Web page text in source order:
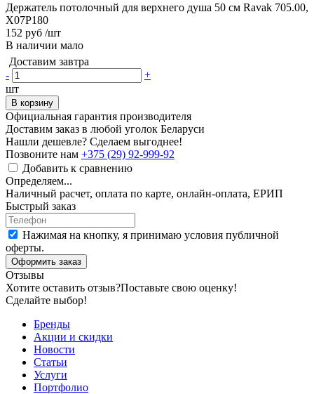
Держатель потолочный для верхнего душа 50 см Ravak 705.00,
X07P180
152 руб /шт
В наличии мало
Доставим завтра
-
+
шт
В корзину
Официальная гарантия производителя
Доставим заказ в любой уголок Беларуси
Нашли дешевле? Сделаем выгоднее!
Позвоните нам +375 (29) 92-999-92
Добавить к сравнению
Определяем...
Наличный расчет, оплата по карте, онлайн-оплата, ЕРИП
Быстрый заказ
Нажимая на кнопку, я принимаю условия публичной
оферты.
Оформить заказ
Отзывы
Хотите оставить отзыв?Поставьте свою оценку!
Сделайте выбор!
Бренды
Акции и скидки
Новости
Статьи
Услуги
Портфолио